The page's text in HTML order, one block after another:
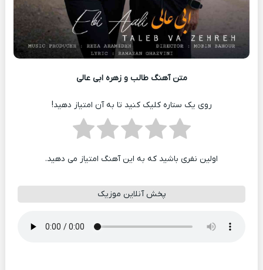
متن آهنگ طالب و زهره ابی عالی
روی یک ستاره کلیک کنید تا به آن امتیاز دهید!
اولین نفری باشید که به این آهنگ امتیاز می دهید.
پخش آنلاین موزیک